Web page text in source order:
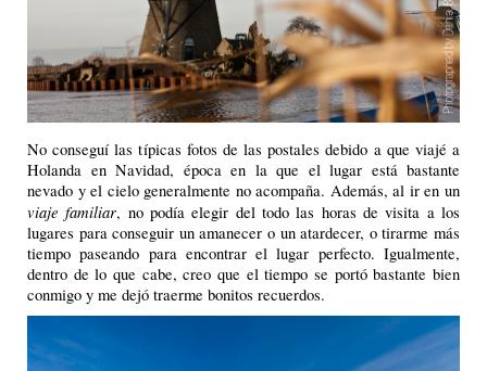
No conseguí las típicas fotos de las postales debido a que viajé a
Holanda en Navidad, época en la que el lugar está bastante
nevado y el cielo generalmente no acompaña. Además, al ir en un
viaje familiar, no podía elegir del todo las horas de visita a los
lugares para conseguir un amanecer o un atardecer, o tirarme más
tiempo paseando para encontrar el lugar perfecto. Igualmente,
dentro de lo que cabe, creo que el tiempo se portó bastante bien
conmigo y me dejó traerme bonitos recuerdos.